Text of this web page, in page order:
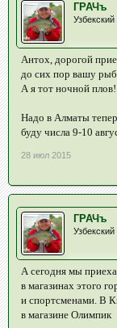
ГРАЧъ
Антох, дорогой
до сих пор вашу
А я тот ночной плов!
Надо в Алматы
буду числа 9-10
28 июл 2015
ГРАЧъ
А сегодня мы
в магазинах этого
и спортсменами. В
в магазине Олимпик